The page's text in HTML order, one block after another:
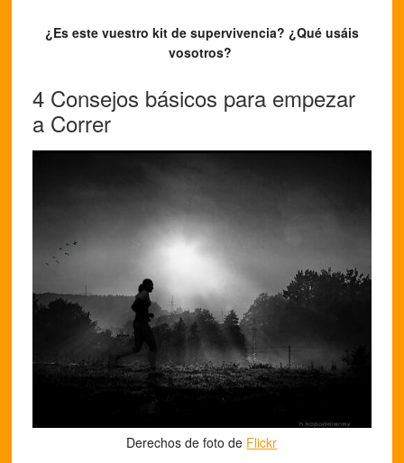
¿Es este vuestro kit de supervivencia? ¿Qué usáis
vosotros?
4 Consejos básicos para empezar
a Correr
Derechos de foto de Flickr